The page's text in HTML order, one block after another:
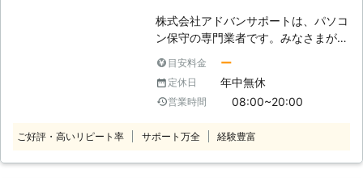
相談は無料です！解決できなかったら
料金はいただきません】 パソコンを
修理に出すうえで、修理費用がいくら
かかるのかがもっとも気になるという
方もいるのではないでしょうか。 パ
ソコンの修理代金は高額になる場合が
くはありません。 そのため「修理を
頼みたいけど、高額な費用を請求され
株式会社アドバンサポートは、パソコ
ン保守の専門業者です。みなさまがパ
点検・カスタマイズなどによってサポ
ートしています。 パソコンをこれか
ら使いたい方から、現在使っているけ
パソコン修理業者をお探しならお気軽
目安料金 ー
定休日 年中無休
営業時間 08:00~20:00
ご好評・高いリピート率 サポート万全 経験豊富